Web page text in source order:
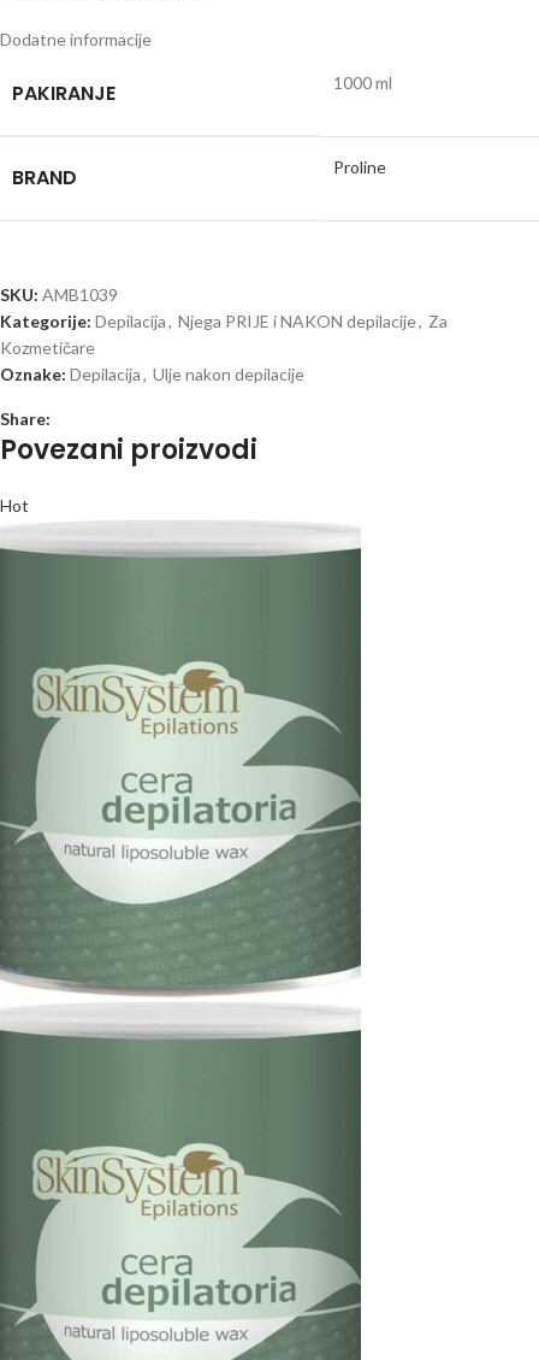
Dodatne informacije
PAKIRANJE 1000 ml
BRAND Proline
SKU: AMB1039
Kategorije: Depilacija, Njega PRIJE i NAKON depilacije, Za
Kozmetičare
Oznake: Depilacija, Ulje nakon depilacije
Share:
Povezani proizvodi
Hot